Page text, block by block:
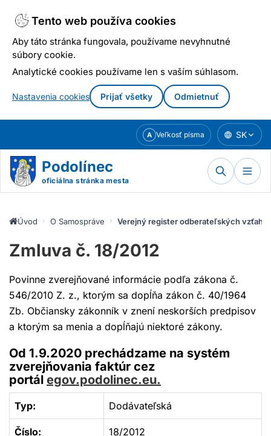
Tento web používa cookies
Aby táto stránka fungovala, používame nevyhnutné
súbory cookie.
Analytické cookies používame len s vaším súhlasom.
Nastavenia cookies Prijať všetky Odmietnuť
obsahu
A Veľkosť písma SK
Podolínec
oficiálna stránka mesta
Úvod O Samospráve Verejný register odberateľských
Zmluva č. 18/2012
Povinne zverejňované informácie podľa zákona č.
546/2010 Z. z., ktorým sa dopĺňa zákon č. 40/1964
Zb. Občiansky zákonník v znení neskorších predpisov
a ktorým sa menia a dopĺňajú niektoré zákony.
Od 1.9.2020 prechádzame na systém
zverejňovania faktúr cez
portál egov.podolinec.eu.
Typ: Dodávateľská
Číslo: 18/2012